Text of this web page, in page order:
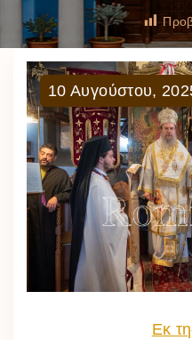
10 Αυγούστου,
Εκ